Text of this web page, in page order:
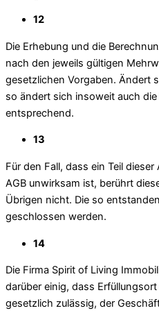
12
Die Erhebung und die
nach den jeweils gültigen
gesetzlichen Vorgaben. Ändert
so ändert sich insoweit auch
entsprechend.
13
Für den Fall, dass ein Teil
AGB unwirksam ist, berührt
Übrigen nicht. Die so
geschlossen werden.
14
Die Firma Spirit of Living
darüber einig, dass
gesetzlich zulässig, der